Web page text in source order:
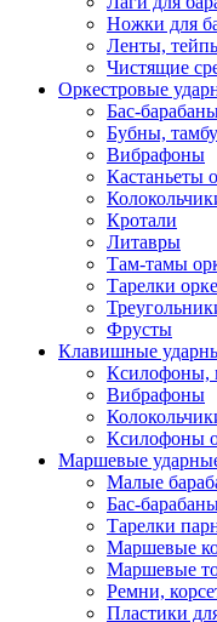
Ножки для
Ленты,
Чистящие
Оркестровые
Бас-
Бубны,
Вибрафоны
Кастаньеты
Кротали
Литавры
Там-тамы
Тарелки
Фрусты
Клавишные
Ксилофоны,
Вибрафоны
Ксилофоны
Маршевые
Малые
Бас-
Тарелки
Маршевые
Маршевые
Ремни,
Пластики